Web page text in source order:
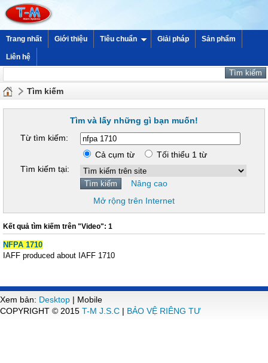
Trang nhất Giới thiệu Tiêu chuẩn Giải pháp Sản phẩm
Liên hệ
Tìm kiếm
Tìm và lấy những gì bạn muốn!
Từ tìm kiếm:
Cả cụm từ
Tối thiểu 1 từ
Tìm kiếm tại:
Nâng cao
Mở rộng trên Internet
Kết quả tìm kiếm trên "Video": 1
NFPA 1710
IAFF produced about IAFF 1710
Xem bản: Desktop | Mobile
COPYRIGHT © 2015 T-M J.S.C | BẢO VỆ RIÊNG TƯ